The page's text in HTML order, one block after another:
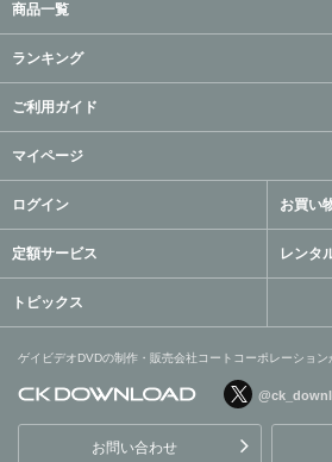
商品一覧
ランキング
ご利用ガイド
マイページ
ログイン お買い
定額サービス レンタ
トピックス
ゲイビデオDVDの制作・販売会社コートコーポレーショ
ョンが運営する公式動画配
お問い合わせ